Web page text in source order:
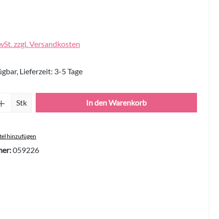
zzgl. Versandkosten
Lieferzeit: 3-5 Tage
Gib den gewünschten Wert ein
Stk In den Warenkorb
hinzufügen
059226